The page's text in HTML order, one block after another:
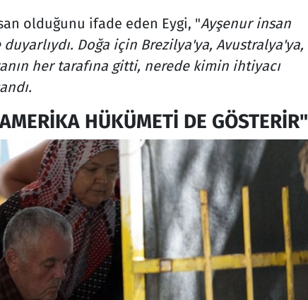
olduğunu ifade eden Eygi, "Ayşenur insan
Doğa için Brezilya'ya, Avustralya'ya,
her tarafına gitti, nerede kimin ihtiyacı
HÜKÜMETİ DE GÖSTERİR"